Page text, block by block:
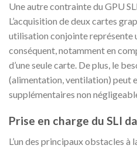
Une autre contrainte du GPU
L’acquisition de deux cartes
utilisation conjointe représente
conséquent, notamment en
d’une seule carte. De plus, le
(alimentation, ventilation) peut
supplémentaires non
Prise en charge du SLI
L’un des principaux obstacles